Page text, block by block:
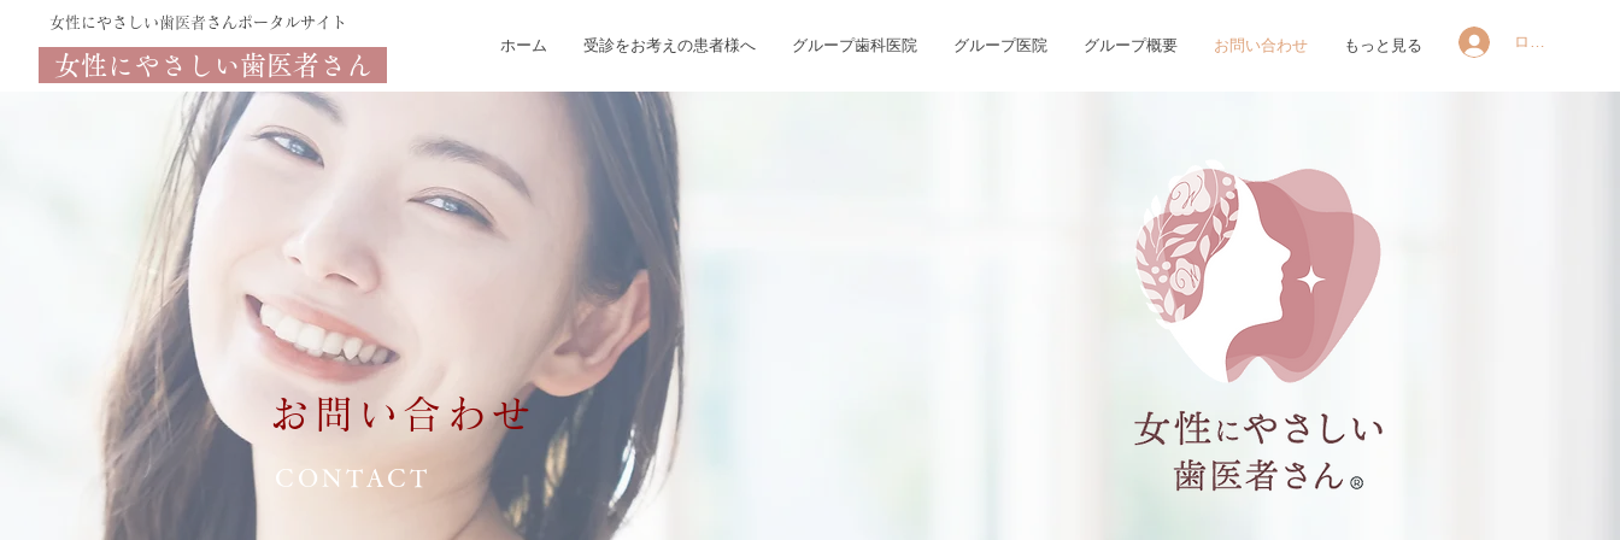
女性にやさしい歯医者さん
ホーム 受診をお考えの患者様へ グループ歯科医院 グループ医院 グループ概要 お問い合わせ もっと見る ログイン
​女性にやさしい歯医者さんポータルサイト
お問い合わせ
CONTACT